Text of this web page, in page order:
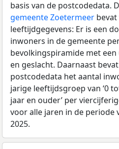
basis van de postcodedata.
gemeente Zoetermeer
leeftijdgegevens: Er is een
inwoners in de gemeente
bevolkingspiramide met
en geslacht. Daarnaast
postcodedata het aantal
jarige leeftijdsgroep van ‘0
jaar en ouder’ per
voor alle jaren in de periode
2025.